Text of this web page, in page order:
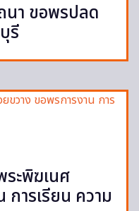
นา ขอพรปลด
รี
ระพิฆเนศ
การเรียน ความ